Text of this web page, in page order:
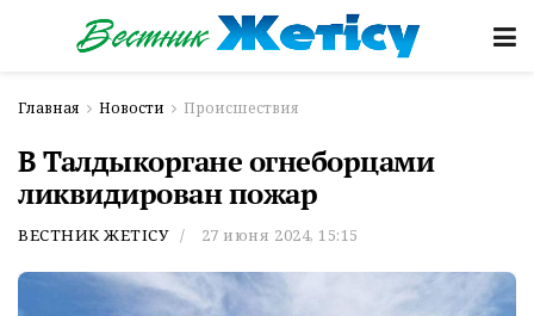
Главная Новости Происшествия
В Талдыкоргане огнеборцами
ликвидирован пожар
ВЕСТНИК ЖЕТІСУ 27 июня 2024, 15:15